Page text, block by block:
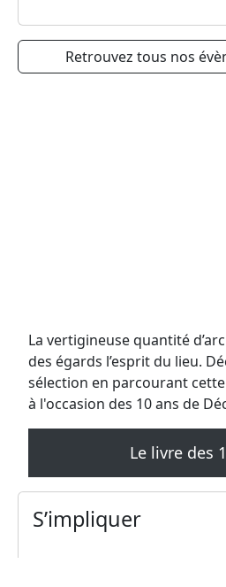
La vertigineuse quantité
des égards l’esprit du lieu.
sélection en parcourant
à l'occasion des 10 ans de
Le livre des
Retrouvez tous nos
S’impliquer